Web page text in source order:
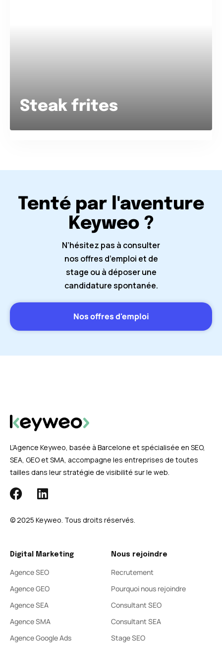
Steak frites
Tenté par l'aventure
Keyweo ?
N’hésitez pas à consulter
nos offres d’emploi et de
stage ou à déposer une
candidature spontanée.
Nos offres d'emploi
L’Agence Keyweo, basée à Barcelone et spécialisée en SEO,
SEA, GEO et SMA, accompagne les entreprises de toutes
tailles dans leur stratégie de visibilité sur le web.
© 2025 Keyweo. Tous droits réservés.​
Digital Marketing
Agence SEO
Agence GEO
Agence SEA
Agence SMA
Agence Google Ads
Nous rejoindre
Recrutement
Pourquoi nous rejoindre
Consultant SEO
Consultant SEA
Stage SEO